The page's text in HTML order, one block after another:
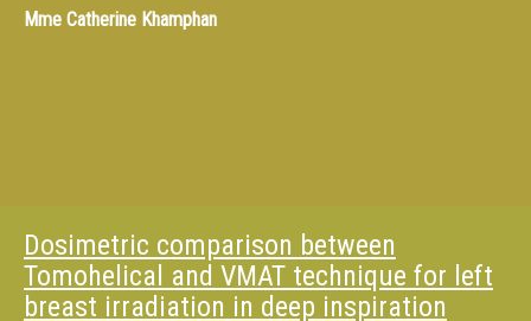
Mme Catherine Khamphan
Dosimetric comparison between
Tomohelical and VMAT technique for left
breast irradiation in deep inspiration